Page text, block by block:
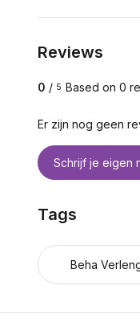
Reviews
0 / 5 Based on 0
Er zijn nog geen
Schrijf je eigen
Tags
Beha